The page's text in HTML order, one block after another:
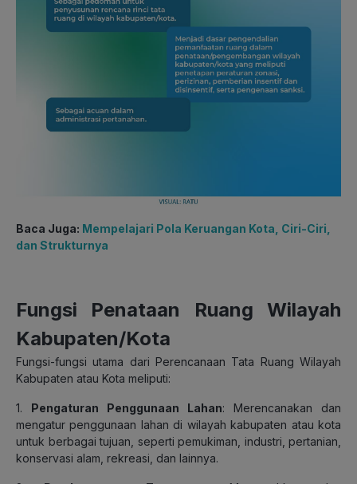
Baca Juga: Mempelajari Pola Keruangan Kota, Ciri-Ciri,
dan Strukturnya
Fungsi Penataan Ruang Wilayah
Kabupaten/Kota
Fungsi-fungsi utama dari Perencanaan Tata Ruang Wilayah
Kabupaten atau Kota meliputi:
1. Pengaturan Penggunaan Lahan: Merencanakan dan
mengatur penggunaan lahan di wilayah kabupaten atau kota
untuk berbagai tujuan, seperti pemukiman, industri, pertanian,
konservasi alam, rekreasi, dan lainnya.